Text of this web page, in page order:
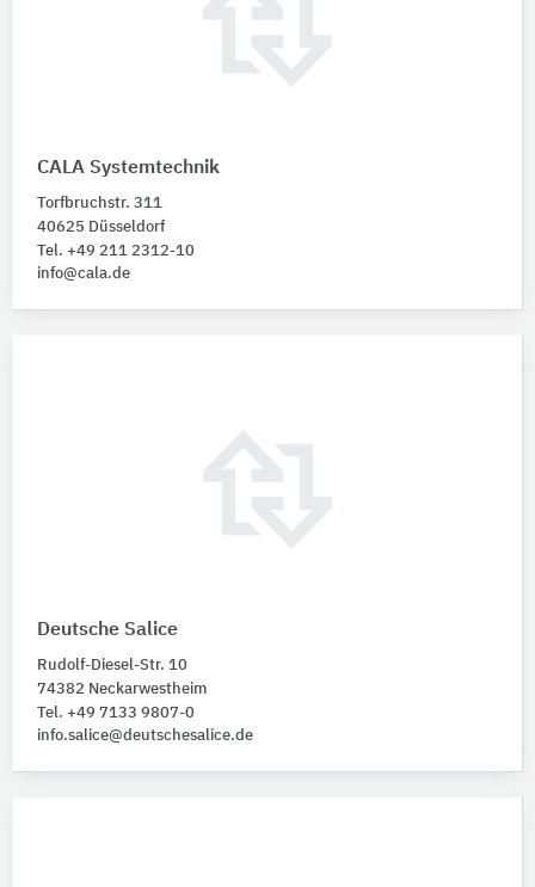
CALA Systemtechnik
Torfbruchstr. 311
40625 Düsseldorf
Tel. +49 211 2312-10
info@cala.de
Deutsche Salice
Rudolf-Diesel-Str. 10
74382 Neckarwestheim
Tel. +49 7133 9807-0
info.salice@deutschesalice.de